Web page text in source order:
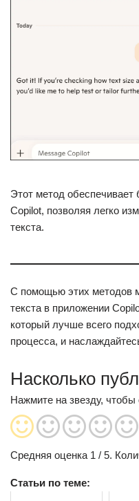
Этот метод обеспечивает
Copilot, позволяя легко
текста.
С помощью этих методов
текста в приложении
который лучше всего
процесса, и
Насколько
Нажмите на звезду, чтобы
Средняя оценка 1 / 5.
Статьи по теме: